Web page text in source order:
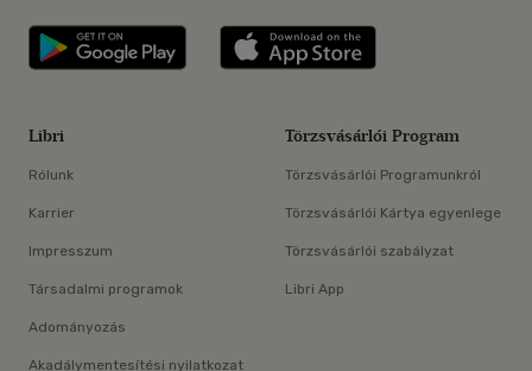
Libri applikáció Szerezd meg: Google
Libri
Rólunk
Karrier
Impresszum
Társadalmi programok
Adományozás
Akadálymentesítési nyilatkozat
Törzsvásárlói Program
Törzsvásárlói Programunkról
Törzsvásárlói Kártya egyenlege
Törzsvásárlói szabályzat
Libri App